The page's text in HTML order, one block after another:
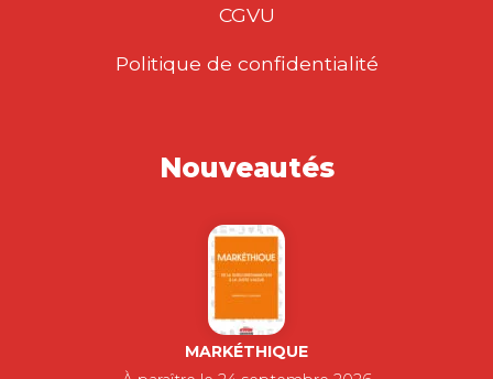
CGVU
Politique de confidentialité
Nouveautés
MARKÉTHIQUE